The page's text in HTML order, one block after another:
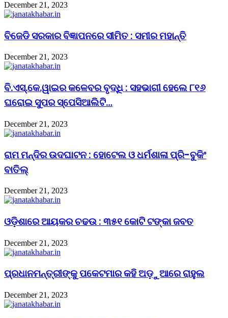
December 21, 2023
ବିଜେଡି ସରକାର ବିଜ୍ଞାପନରେ ସୀମିତ : ସମୀର ମହାନ୍ତି
December 21, 2023
ବି.ଏସ୍.କେ.ୱାଇର କଳେବର ବୃଦ୍ଧି : ସହଭାଗୀ ହେଲେ ୮୧୬
ଘରୋଇ ସୁପର ସ୍ପେସିଆଲିଟି…
December 21, 2023
ରାମ ମନ୍ଦିର ଉଦଘାଟନ : ହୋଟେଲ ଓ ଧର୍ମଶାଳା ପ୍ରି-ବୁକିଂ
ବାତିଲ୍
December 21, 2023
ଓଡ଼ିଶାରେ ଆୟକର ଚଢଉ : ୩୫୧ କୋଟି ଟଙ୍କା ଜବତ
December 21, 2023
ପ୍ରଧାନମନ୍ତ୍ରୀଙ୍କୁ ପକେଟମାର କହି ଅଡ଼ୁଆରେ ରାହୁଲ
December 21, 2023